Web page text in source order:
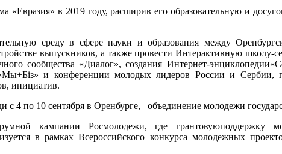
«Евразия» в 2019 году, расширив его образовательную и
среду в сфере науки и образования между
выпускников, а также провести Интерактивную
сообщества «Диалог», создания Интернет-
и конференции молодых лидеров России и Сербии,
инициатив.
4 по 10 сентября в Оренбурге, –объединение молодежи
кампании Росмолодежи, где грантовуюподдержку
в рамках Всероссийского конкурса молодежных